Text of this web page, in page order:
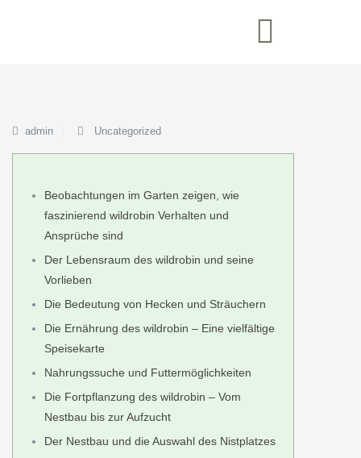
admin Uncategorized
Beobachtungen im Garten zeigen, wie
faszinierend wildrobin Verhalten und
Ansprüche sind
Der Lebensraum des wildrobin und seine
Vorlieben
Die Bedeutung von Hecken und Sträuchern
Die Ernährung des wildrobin – Eine vielfältige
Speisekarte
Nahrungssuche und Futtermöglichkeiten
Die Fortpflanzung des wildrobin – Vom
Nestbau bis zur Aufzucht
Der Nestbau und die Auswahl des Nistplatzes